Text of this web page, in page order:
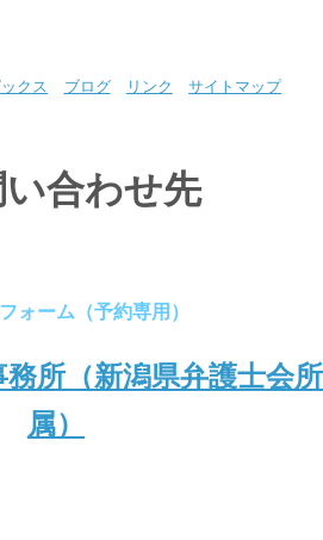
クス ブログ リンク サイトマップ
ォーム（予約専用）